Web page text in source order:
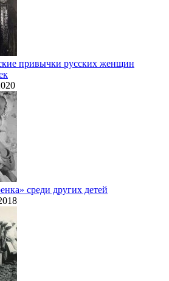
привычки русских женщин
среди других детей